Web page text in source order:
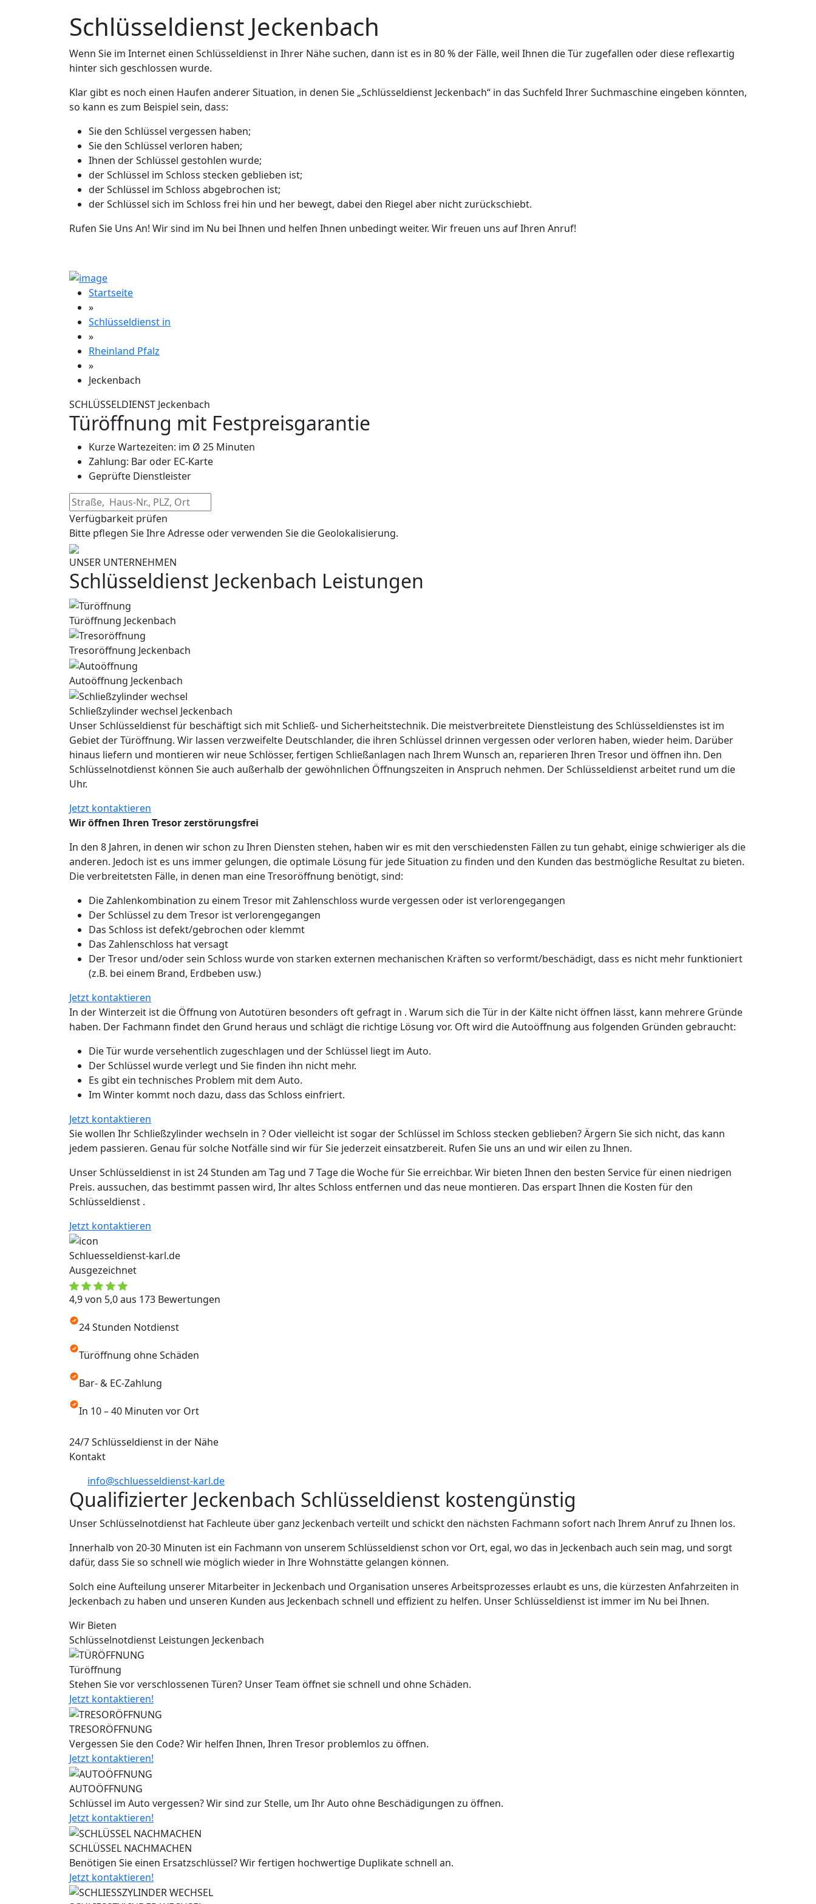
Schlüsseldienst Jeckenbach
Wenn Sie im Internet einen Schlüsseldienst in Ihrer Nähe suchen, dann ist es in 80 % der Fälle, weil Ihnen die Tür zugefallen oder diese reflexartig
hinter sich geschlossen wurde.
Klar gibt es noch einen Haufen anderer Situation, in denen Sie „Schlüsseldienst Jeckenbach“ in das Suchfeld Ihrer Suchmaschine eingeben könnten,
so kann es zum Beispiel sein, dass:
Sie den Schlüssel vergessen haben;
Sie den Schlüssel verloren haben;
Ihnen der Schlüssel gestohlen wurde;
der Schlüssel im Schloss stecken geblieben ist;
der Schlüssel im Schloss abgebrochen ist;
der Schlüssel sich im Schloss frei hin und her bewegt, dabei den Riegel aber nicht zurückschiebt.
Rufen Sie Uns An! Wir sind im Nu bei Ihnen und helfen Ihnen unbedingt weiter. Wir freuen uns auf Ihren Anruf!
Startseite
»
Schlüsseldienst in
»
Rheinland Pfalz
»
Jeckenbach
SCHLÜSSELDIENST Jeckenbach
Türöffnung mit Festpreisgarantie
Kurze Wartezeiten: im Ø 25 Minuten
Zahlung: Bar oder EC-Karte
Geprüfte Dienstleister
Verfügbarkeit prüfen
Bitte pflegen Sie Ihre Adresse oder verwenden Sie die Geolokalisierung.
UNSER UNTERNEHMEN
Schlüsseldienst Jeckenbach Leistungen
Türöffnung Jeckenbach
Tresoröffnung Jeckenbach
Autoöffnung Jeckenbach
Schließzylinder wechsel Jeckenbach
Unser Schlüsseldienst für beschäftigt sich mit Schließ- und Sicherheitstechnik. Die meistverbreitete Dienstleistung des Schlüsseldienstes ist im
Gebiet der Türöffnung. Wir lassen verzweifelte Deutschlander, die ihren Schlüssel drinnen vergessen oder verloren haben, wieder heim. Darüber
hinaus liefern und montieren wir neue Schlösser, fertigen Schließanlagen nach Ihrem Wunsch an, reparieren Ihren Tresor und öffnen ihn. Den
Schlüsselnotdienst können Sie auch außerhalb der gewöhnlichen Öffnungszeiten in Anspruch nehmen. Der Schlüsseldienst arbeitet rund um die
Uhr.
Jetzt kontaktieren
Wir öffnen Ihren Tresor zerstörungsfrei
In den 8 Jahren, in denen wir schon zu Ihren Diensten stehen, haben wir es mit den verschiedensten Fällen zu tun gehabt, einige schwieriger als die
anderen. Jedoch ist es uns immer gelungen, die optimale Lösung für jede Situation zu finden und den Kunden das bestmögliche Resultat zu bieten.
Die verbreitetsten Fälle, in denen man eine Tresoröffnung benötigt, sind:
Die Zahlenkombination zu einem Tresor mit Zahlenschloss wurde vergessen oder ist verlorengegangen
Der Schlüssel zu dem Tresor ist verlorengegangen
Das Schloss ist defekt/gebrochen oder klemmt
Das Zahlenschloss hat versagt
Der Tresor und/oder sein Schloss wurde von starken externen mechanischen Kräften so verformt/beschädigt, dass es nicht mehr funktioniert
(z.B. bei einem Brand, Erdbeben usw.)
Jetzt kontaktieren
In der Winterzeit ist die Öffnung von Autotüren besonders oft gefragt in . Warum sich die Tür in der Kälte nicht öffnen lässt, kann mehrere Gründe
haben. Der Fachmann findet den Grund heraus und schlägt die richtige Lösung vor. Oft wird die Autoöffnung aus folgenden Gründen gebraucht:
Die Tür wurde versehentlich zugeschlagen und der Schlüssel liegt im Auto.
Der Schlüssel wurde verlegt und Sie finden ihn nicht mehr.
Es gibt ein technisches Problem mit dem Auto.
Im Winter kommt noch dazu, dass das Schloss einfriert.
Jetzt kontaktieren
Sie wollen Ihr Schließzylinder wechseln in ? Oder vielleicht ist sogar der Schlüssel im Schloss stecken geblieben? Ärgern Sie sich nicht, das kann
jedem passieren. Genau für solche Notfälle sind wir für Sie jederzeit einsatzbereit. Rufen Sie uns an und wir eilen zu Ihnen.
Unser Schlüsseldienst in ist 24 Stunden am Tag und 7 Tage die Woche für Sie erreichbar. Wir bieten Ihnen den besten Service für einen niedrigen
Preis. aussuchen, das bestimmt passen wird, Ihr altes Schloss entfernen und das neue montieren. Das erspart Ihnen die Kosten für den
Schlüsseldienst .
Jetzt kontaktieren
Schluesseldienst-karl.de
Ausgezeichnet
4,9 von 5,0 aus 173 Bewertungen
24 Stunden Notdienst
Türöffnung ohne Schäden
Bar- & EC-Zahlung
In 10 – 40 Minuten vor Ort
24/7 Schlüsseldienst in der Nähe
Kontakt
info@schluesseldienst-karl.de
Qualifizierter Jeckenbach Schlüsseldienst kostengünstig
Unser Schlüsselnotdienst hat Fachleute über ganz Jeckenbach verteilt und schickt den nächsten Fachmann sofort nach Ihrem Anruf zu Ihnen los.
Innerhalb von 20-30 Minuten ist ein Fachmann von unserem Schlüsseldienst schon vor Ort, egal, wo das in Jeckenbach auch sein mag, und sorgt
dafür, dass Sie so schnell wie möglich wieder in Ihre Wohnstätte gelangen können.
Solch eine Aufteilung unserer Mitarbeiter in Jeckenbach und Organisation unseres Arbeitsprozesses erlaubt es uns, die kürzesten Anfahrzeiten in
Jeckenbach zu haben und unseren Kunden aus Jeckenbach schnell und effizient zu helfen. Unser Schlüsseldienst ist immer im Nu bei Ihnen.
Wir Bieten
Schlüsselnotdienst Leistungen Jeckenbach
Türöffnung
Stehen Sie vor verschlossenen Türen? Unser Team öffnet sie schnell und ohne Schäden.
Jetzt kontaktieren!
TRESORÖFFNUNG
Vergessen Sie den Code? Wir helfen Ihnen, Ihren Tresor problemlos zu öffnen.
Jetzt kontaktieren!
AUTOÖFFNUNG
Schlüssel im Auto vergessen? Wir sind zur Stelle, um Ihr Auto ohne Beschädigungen zu öffnen.
Jetzt kontaktieren!
SCHLÜSSEL NACHMACHEN
Benötigen Sie einen Ersatzschlüssel? Wir fertigen hochwertige Duplikate schnell an.
Jetzt kontaktieren!